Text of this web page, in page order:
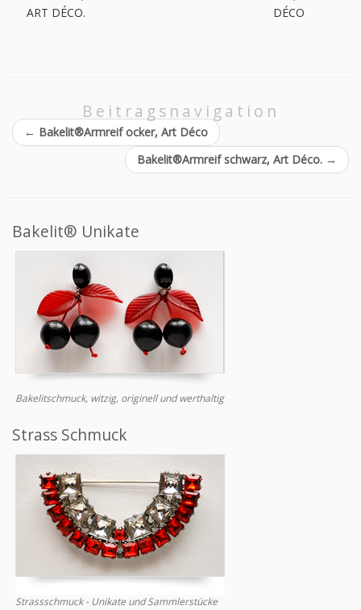
ART DÉCO.
DÉCO
Beitragsnavigation
← Bakelit®Armreif ocker, Art Déco
Bakelit®Armreif schwarz, Art Déco. →
Bakelit® Unikate
Bakelitschmuck, witzig, originell und werthaltig
Strass Schmuck
Strassschmuck - Unikate und Sammlerstücke